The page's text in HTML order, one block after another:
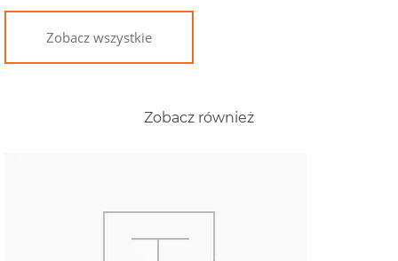
Zobacz wszystkie
Zobacz również